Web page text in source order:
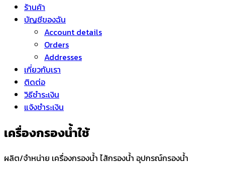
ร้านค้า
บัญชีของฉัน
Account details
Orders
Addresses
เกี่ยวกับเรา
ติดต่อ
วิธีชำระเงิน
แจ้งชำระเงิน
เครื่องกรองน้ำใช้
ผลิต/จำหน่าย เครื่องกรองน้ำ ไส้กรองน้ำ อุปกรณ์กรองน้ำ